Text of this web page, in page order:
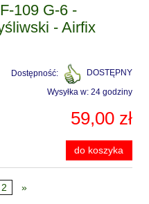
109 G-6 -
- Airfix
Dostępność:
DOSTĘPNY
Wysyłka w: 24 godziny
59,00 zł
do koszyka
2 »